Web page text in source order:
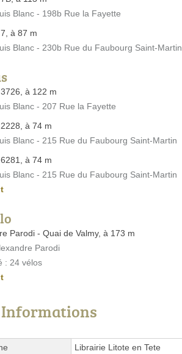
Blanc - 198b Rue la Fayette
à 87 m
Blanc - 230b Rue du Faubourg Saint-Martin
à 122 m
Blanc - 207 Rue la Fayette
à 74 m
Blanc - 215 Rue du Faubourg Saint-Martin
à 74 m
Blanc - 215 Rue du Faubourg Saint-Martin
Parodi - Quai de Valmy, à 173 m
Parodi
: 24 vélos
Informations
Librairie Litote en Tete